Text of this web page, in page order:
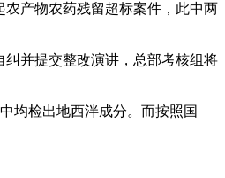
产物农药残留超标案件，此中两
并提交整改演讲，总部考核组将
均检出地西泮成分。而按照国